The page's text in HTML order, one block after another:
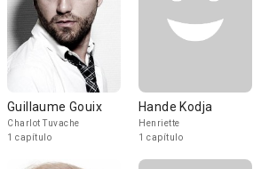
Guillaume Gouix
Charlot Tuvache
1 capítulo
Hande Kodja
Henriette
1 capítulo